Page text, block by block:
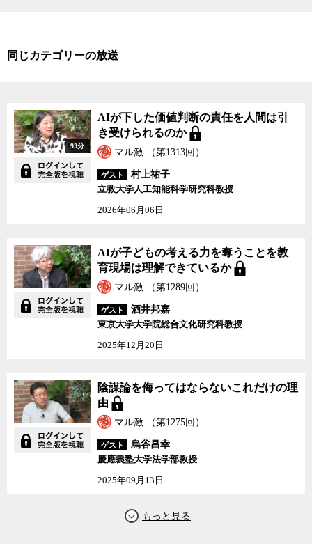
のにならないほど高い。政府がどれだけDXの旗を振り利便性を強調
しても、国民の政府に対する信用がなければ、共通番号制度などま
って、カードの普及自体は進むかもしれないが、そのようなやり方
は政府に対する信頼度を益々低下させることになるだろう。
なぜ日本のマイナンバー制度はうまくいかないのか。保険証との
一体化はどこに問題があるのか。今回の政府による強行策はどのよ
うな結果をもたらすことになるのか。清水弁護士とジャーナリスト
の神保哲生、社会学者の宮台真司が議論した。
同じカテゴリーの放送
93分
AIが下した価値判断の責任を人間は引
き受けられるのか
マル激 （第1313回）
ゲスト
村上祐子
立教大学人工知能科学研究科教授
2026年06月06日
AIが子どもの考える力を奪うことを教
育現場は理解できているか
マル激 （第1289回）
ゲスト
酒井邦嘉
東京大学大学院総合文化研究科教授
2025年12月20日
陰謀論を侮ってはならないこれだけの理
由
マル激 （第1275回）
ゲスト
烏谷昌幸
慶應義塾大学法学部教授
2025年09月13日